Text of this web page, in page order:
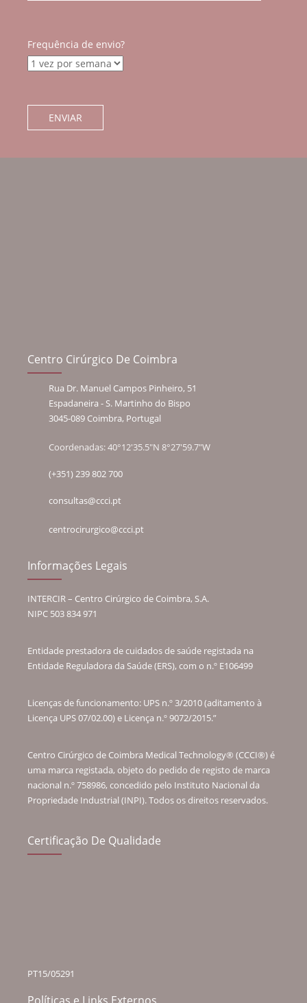
Frequência de envio?
Centro Cirúrgico De Coimbra
Rua Dr. Manuel Campos Pinheiro, 51
Espadaneira - S. Martinho do Bispo
3045-089 Coimbra, Portugal
Coordenadas: 40°12'35.5"N 8°27'59.7"W
(+351) 239 802 700
consultas@ccci.pt
centrocirurgico@ccci.pt
Informações Legais
INTERCIR – Centro Cirúrgico de Coimbra, S.A.
NIPC 503 834 971
Entidade prestadora de cuidados de saúde registada na
Entidade Reguladora da Saúde (ERS), com o n.º E106499
Licenças de funcionamento: UPS n.º 3/2010 (aditamento à
Licença UPS 07/02.00) e Licença n.º 9072/2015.”
Centro Cirúrgico de Coimbra Medical Technology® (CCCI®) é
uma marca registada, objeto do pedido de registo de marca
nacional n.º 758986, concedido pelo Instituto Nacional da
Propriedade Industrial (INPI). Todos os direitos reservados.
Certificação De Qualidade
PT15/05291
Políticas e Links Externos